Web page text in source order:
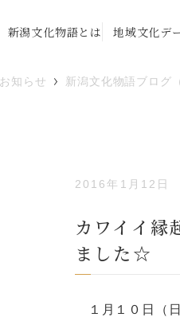
新潟文化物語とは 地域文化デ
お知らせ 新潟文化物語ブログ
2016年1月12日
カワイイ縁
ました☆
１月１０日（